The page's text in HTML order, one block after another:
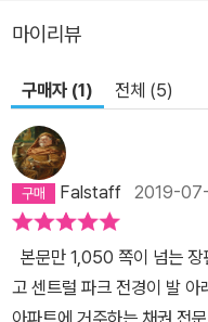
마이리뷰
구매자 (1) 전체 (5)
Falstaff 2019-
본문만 1,050 쪽이 넘는 장
고 센트럴 파크 전경이 발